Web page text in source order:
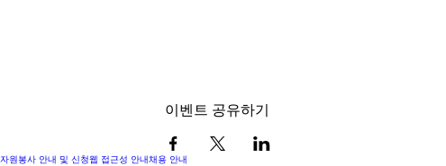
이벤트 공유하기
자원봉사 안내 및 신청웹 접근성 안내채용 안내